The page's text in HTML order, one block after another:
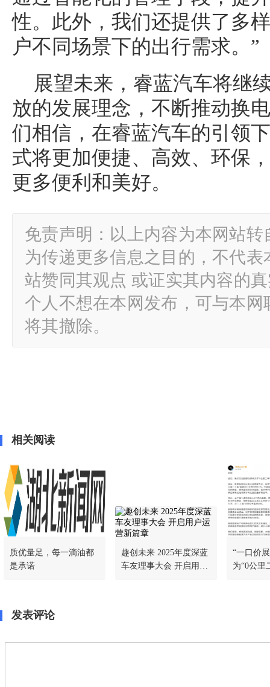
性。此外，我们还提供了多
户不同场景下的出行需求。”
展望未来，睿蓝汽车将继
放的发展理念，不断推动换
们相信，在睿蓝汽车的引领
式将更加便捷、高效、环保
更多便利和美好。
免责声明：以上内容为本网站
为传递更多信息之目的，不代
站赞同其观点 或证实其内容的
个人不想在本网发布，可与本
将其撤除。
相关阅读
质优量足，每一滴油都
是承诺
趣创未来 2025年度深蓝
车友理事大会 开启用户
“一口价
为“0公里
发表评论